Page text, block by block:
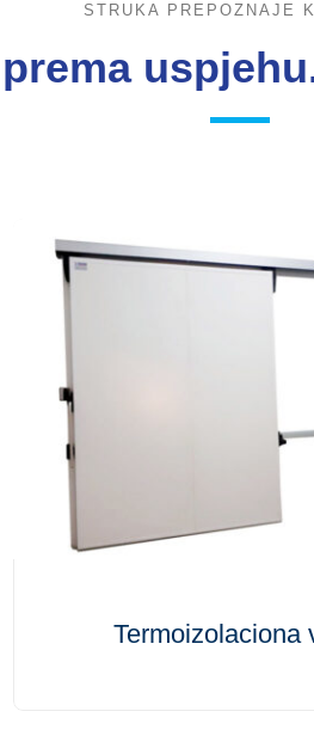
STRUKA PREPOZNAJE
Termoizolaciona